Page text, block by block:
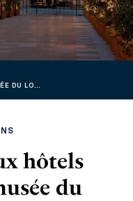
LES PLUS BEAUX HÔTELS PROCHES DU MUSÉE DU LOUVRE
hôtels
du